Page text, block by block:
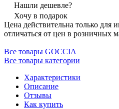
Нашли дешевле?
Хочу в подарок
Цена действительна только для
отличаться от цен в розничных
Все товары GOCCIA
Все товары категории
Характеристики
Описание
Отзывы
Как купить